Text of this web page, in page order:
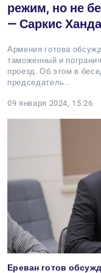
режим, но не
— Саркис
Армения готова
таможенный и
проезд. Об этом в
председатель…
09 января 2024, 15:26
Ереван готов